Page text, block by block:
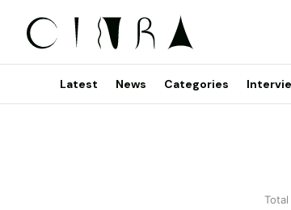
Latest News Categories